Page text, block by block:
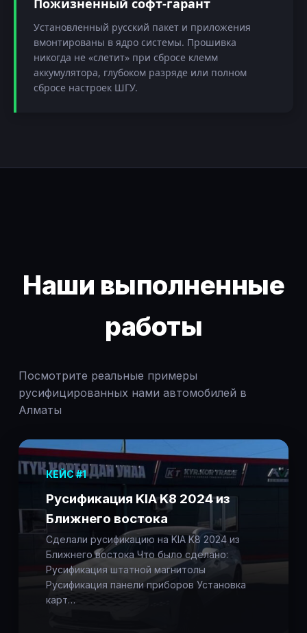
Пожизненный софт-гарант
Установленный русский пакет и приложения
вмонтированы в ядро системы. Прошивка
никогда не «слетит» при сбросе клемм
аккумулятора, глубоком разряде или полном
сбросе настроек ШГУ.
Наши выполненные
работы
Посмотрите реальные примеры
русифицированных нами автомобилей в
Алматы
КЕЙС #1
Русификация KIA K8 2024 из
Ближнего востока
Сделали русификацию на KIA K8 2024 из
Ближнего востока Что было сделано:
Русификация штатной магнитолы
Русификация панели приборов Установка
карт…